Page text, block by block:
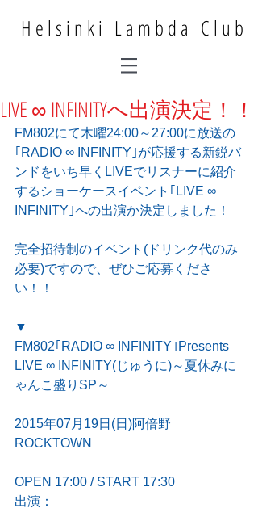
Helsinki Lambda Club
LIVE ∞ INFINITYへ出演決定！！
FM802にて木曜24:00～27:00に放送の
｢RADIO ∞ INFINITY｣が応援する新鋭バ
ンドをいち早くLIVEでリスナーに紹介
するショーケースイベント｢LIVE ∞
INFINITY｣への出演か決定しました！
完全招待制のイベント(ドリンク代のみ
必要)ですので、ぜひご応募くださ
い！！
▼
FM802｢RADIO ∞ INFINITY｣Presents
LIVE ∞ INFINITY(じゅうに)～夏休みに
ゃんこ盛りSP～
2015年07月19日(日)阿倍野
ROCKTOWN
OPEN 17:00 / START 17:30
出演：